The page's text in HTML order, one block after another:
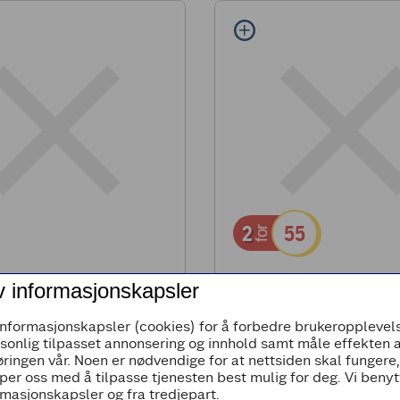
2for 55
Coop gourmet
Pr kg 275,00
Coop Gourmet
informasjonskapsler
(cookies) for å forbedre
tilpasset annonsering og innhold samt måle effekten
vår. Noen er nødvendige for at nettsiden skal
oss med å tilpasse tjenesten best mulig for deg. Vi
og fra tredjepart.